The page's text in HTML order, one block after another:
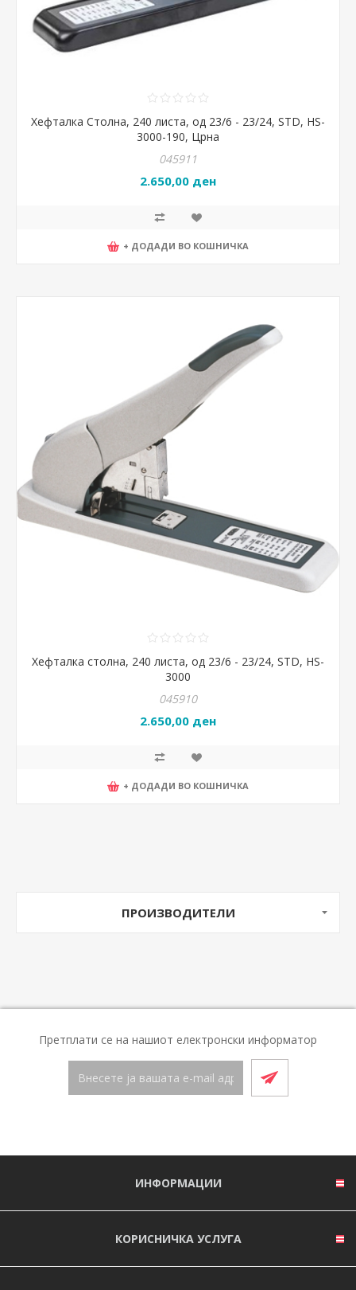
Хефталка Столна, 240 листа, од 23/6 - 23/24, STD, HS-
3000-190, Црна
045911
2.650,00 ден
+ ДОДАДИ ВО КОШНИЧКА
Хефталка столна, 240 листа, од 23/6 - 23/24, STD, HS-
3000
045910
2.650,00 ден
+ ДОДАДИ ВО КОШНИЧКА
ПРОИЗВОДИТЕЛИ
Претплати се на нашиот електронски информатор
ИНФОРМАЦИИ
КОРИСНИЧКА УСЛУГА